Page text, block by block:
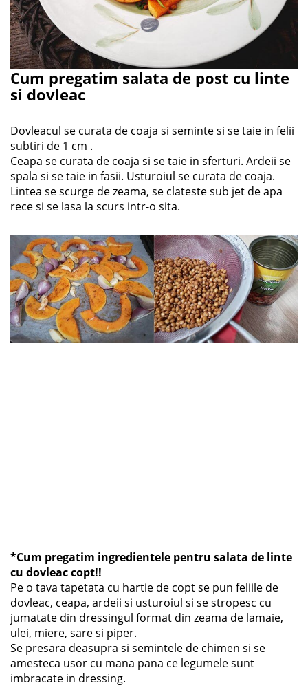
Cum pregatim salata de post cu linte
si dovleac
Dovleacul se curata de coaja si seminte si se taie in felii
subtiri de 1 cm .
Ceapa se curata de coaja si se taie in sferturi. Ardeii se
spala si se taie in fasii. Usturoiul se curata de coaja.
Lintea se scurge de zeama, se clateste sub jet de apa
rece si se lasa la scurs intr-o sita.
*Cum pregatim ingredientele pentru salata de linte
cu dovleac copt!!
Pe o tava tapetata cu hartie de copt se pun feliile de
dovleac, ceapa, ardeii si usturoiul si se stropesc cu
jumatate din dressingul format din zeama de lamaie,
ulei, miere, sare si piper.
Se presara deasupra si semintele de chimen si se
amesteca usor cu mana pana ce legumele sunt
imbracate in dressing.